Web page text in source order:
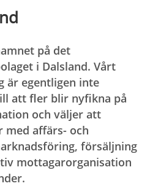
på det
i Dalsland. Vårt
är egentligen inte
att fler blir nyfikna på
och väljer att
med affärs- och
försäljning
mottagarorganisation